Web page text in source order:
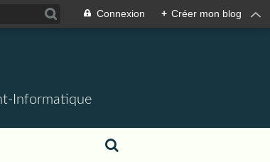
Connexion + Créer mon blog
Informatique